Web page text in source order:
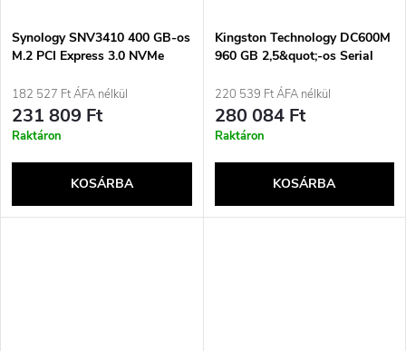
é
s
e
j
a
Synology SNV3410 400 GB-os
M.2 PCI Express 3.0 NVMe
182 527 Ft ÁFA nélkül
231 809 Ft
Raktáron
KOSÁRBA
Kingston Technology DC600M
960 GB 2,5&quot;-os Serial
merevlemez
220 539 Ft ÁFA nélkül
280 084 Ft
Raktáron
KOSÁRBA